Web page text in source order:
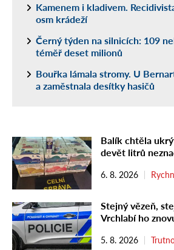
Kamenem i kladivem.
osm krádeží
Černý týden na silnicích: 109
téměř deset milionů
Bouřka lámala stromy. U
a zaměstnala desítky hasičů
Balík chtěla
devět litrů
6. 8. 2026
Stejný vězeň,
Vrchlabí ho
5. 8. 2026